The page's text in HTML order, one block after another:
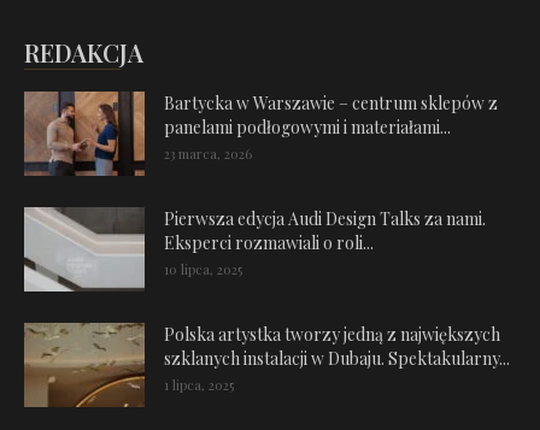
REDAKCJA
Bartycka w Warszawie – centrum sklepów z
panelami podłogowymi i materiałami...
23 marca, 2026
Pierwsza edycja Audi Design Talks za nami.
Eksperci rozmawiali o roli...
10 lipca, 2025
Polska artystka tworzy jedną z największych
szklanych instalacji w Dubaju. Spektakularny...
1 lipca, 2025